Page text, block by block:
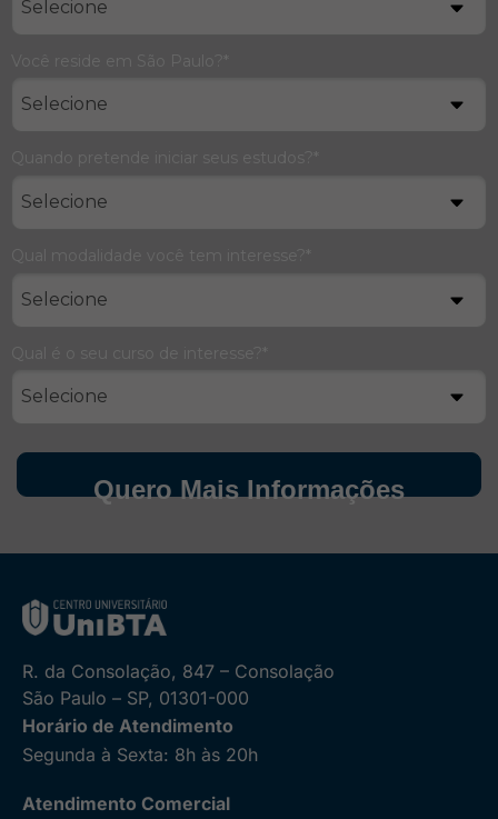
Você reside em São Paulo?*
Quando pretende iniciar seus estudos?*
Qual modalidade você tem interesse?*
Qual é o seu curso de interesse?*
Quero Mais Informações
R. da Consolação, 847 – Consolação
São Paulo – SP, 01301-000
Horário de Atendimento
Segunda à Sexta: 8h às 20h
Atendimento Comercial